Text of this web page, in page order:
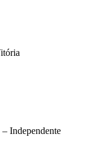
Independente